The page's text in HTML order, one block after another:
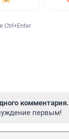
Ctrl+Enter
комментария.
первым!